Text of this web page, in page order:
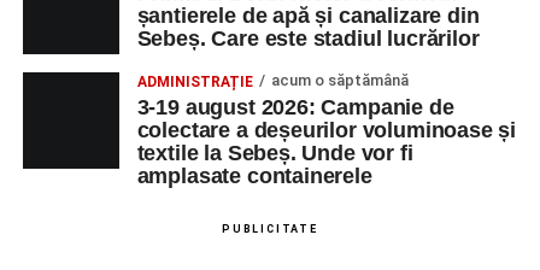
Primul concert din cadrul String Symphonic Camp
2026 a adus emoție și aplauze la Sebeș
În luna august, cele mai recente lucrări ale lui Eugen
Măcinic pot fi admirate la Primăria Sebeș
Accident rutier pe strada Decebal din Sebeș. Un
de îngrijiri medicale
prevederile Metodologiei-cadru de organizare şi
desfăşurare a competiţiilor şcolare, aprobată prin Ordinul
ministrului educaţiei, cercetării, tineretului şi sportului nr.
3035/2012, cu modificările și completările ulterioare și
este inclus în lista olimpiadelor și concursurilor școlare
organizate și finanțate de Ministerul Educației.
șantierele de apă și canalizare din
Sebeș. Care este stadiul lucrărilor
ADMINISTRAȚIE acum o săptămână
3-19 august 2026: Campanie de
colectare a deșeurilor voluminoase și
textile la Sebeș. Unde vor fi
amplasate containerele
PUBLICITATE